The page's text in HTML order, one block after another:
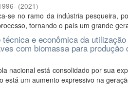
(2021)
se no ramo da indústria pesqueira,
tornando o país um grande
e econômica da
com biomassa para produção
nacional está consolidado por sua
está um aumento expressivo na